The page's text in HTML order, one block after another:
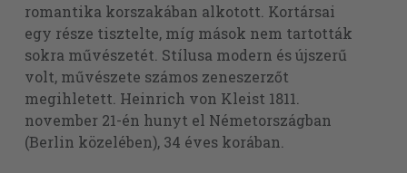
romantika korszakában alkotott. Kortársai
egy része tisztelte, míg mások nem tartották
sokra művészetét. Stílusa modern és újszerű
volt, művészete számos zeneszerzőt
megihletett. Heinrich von Kleist 1811.
november 21-én hunyt el Németországban
(Berlin közelében), 34 éves korában.